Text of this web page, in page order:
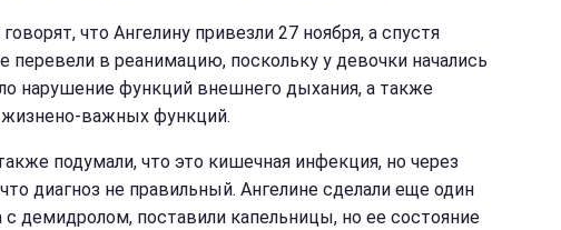
что Ангелину привезли 27 ноября, а спустя
перевели в реанимацию, поскольку у девочки начались
нарушение функций внешнего дыхания, а также
важных функций.
подумали, что это кишечная инфекция, но через
диагноз не правильный. Ангелине сделали еще один
с демидролом, поставили капельницы, но ее состояние